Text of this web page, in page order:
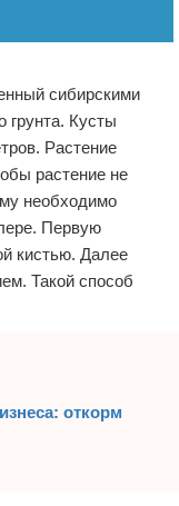
сибирскими
грунта. Кусты
Растение
растение не
необходимо
Первую
кистью. Далее
Такой способ
откорм